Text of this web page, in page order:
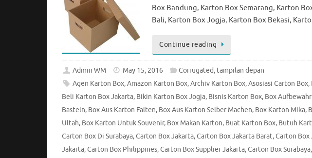
Box Bandung, Karton Box Semarang, Karton
Bali, Karton Box Jogja, Karton Box Bekasi,
Continue reading
Admin WM May 15, 2016 Corrugated, tampilan depan
Agen Karton Box,Amazon Karton Box,Archiv Karton Box,Asosiasi Carton Box,
Beli Karton Box Jakarta, Bikin Karton Box Jogja, Bisnis Karton Box, Box
Basteln, Box Aus Karton Falten, Box Aus Karton Selber Machen, Box Karton Mika,
Ultah, Box Karton Untuk Souvenir, Box Makan Karton, Buat Karton Box, Butuh
Carton Box Di Surabaya,Carton Box Jakarta,Carton Box Jakarta Barat,Carton Box
Jakarta,Carton Box Philippines,Carton Box Supplier Jakarta,Carton Box Surabaya,